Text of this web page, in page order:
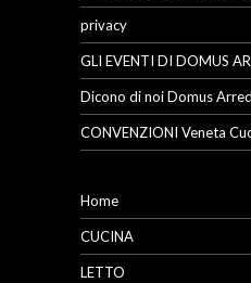
privacy
GLI EVENTI DI DOMUS
Dicono di noi Domus
CONVENZIONI Veneta
Home
CUCINA
LETTO